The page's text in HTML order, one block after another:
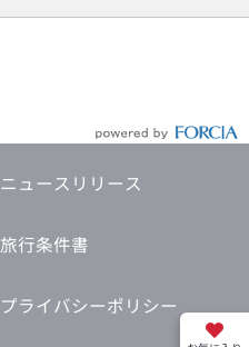
ニュースリリース
旅行条件書
プライバシーポリシー